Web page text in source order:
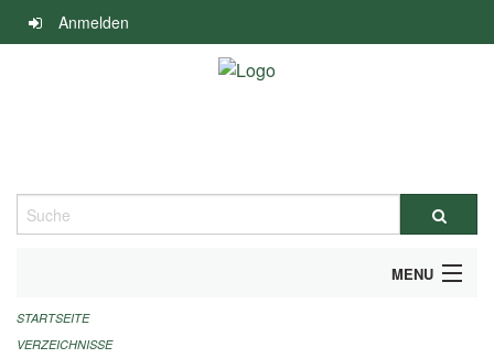
Navigation
überspringen
Anmelden
Suche
MENU
ALLGEMEINE INFORMATIONEN
STARTSEITE
VERZEICHNISSE